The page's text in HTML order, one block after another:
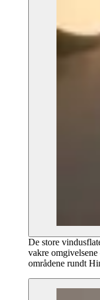
De store
vakre
områdene rundt